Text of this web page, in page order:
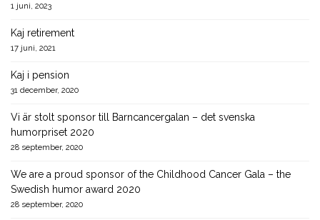
1 juni, 2023
Kaj retirement
17 juni, 2021
Kaj i pension
31 december, 2020
Vi är stolt sponsor till Barncancergalan – det svenska
humorpriset 2020
28 september, 2020
We are a proud sponsor of the Childhood Cancer Gala – the
Swedish humor award 2020
28 september, 2020